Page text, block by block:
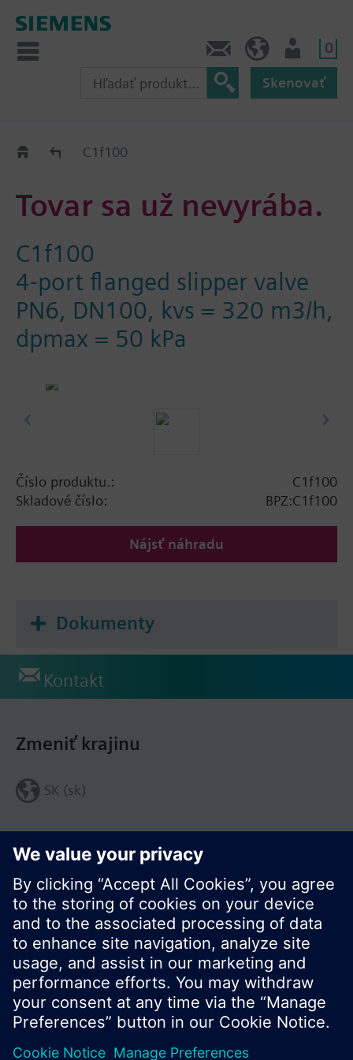
0
Skenovať
Old2NewC1f100
Tovar sa už nevyrába.
C1f100
4-port flanged slipper valve
PN6, DN100, kvs = 320 m3/h,
dpmax = 50 kPa
Číslo produktu.:
C1f100
Skladové číslo:
BPZ:C1f100
Nájsť náhradu
Dokumenty
Kontakt
Zdieľať túto stránku:
Zmeniť krajinu
SK (sk)
© Siemens Switzerland Ltd. 2016